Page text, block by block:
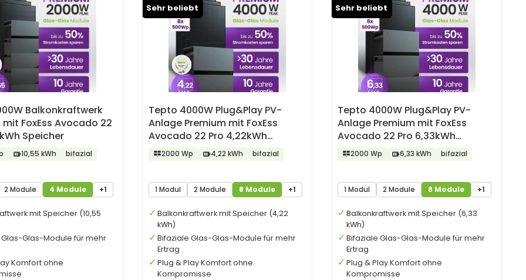
Balkonkraftwerk
mit FoxEss Avocado 22
Speicher
10,55 kWh bifazial
2 Module 4 Module +1
mit Speicher (10,55
Glas-Glas-Module für mehr
Komfort ohne
Sehr beliebt
Tepto 4000W Plug&Play PV-
Anlage Premium mit FoxEss
Avocado 22 Pro 4,22kWh
Speicher
2000 Wp 4,22 kWh bifazial
1 Modul 2 Module 8 Module +1
Balkonkraftwerk mit Speicher (4,22
kWh)
Bifaziale Glas-Glas-Module für mehr
Ertrag
Plug & Play Komfort ohne
Kompromisse
Sehr beliebt
Tepto 4000W Plug&Play PV-
Anlage Premium mit FoxEss
Avocado 22 Pro 6,33kWh
Speicher
2000 Wp 6,33 kWh bifazial
1 Modul 2 Module 8 Module +1
Balkonkraftwerk mit Speicher (6,33
kWh)
Bifaziale Glas-Glas-Module für mehr
Ertrag
Plug & Play Komfort ohne
Kompromisse